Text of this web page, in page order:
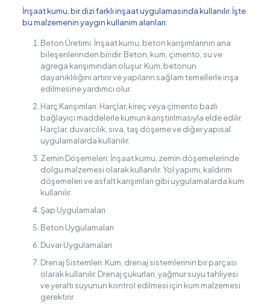
İnşaat kumu, bir dizi farklı inşaat uygulamasında kullanılır. İşte
bu malzemenin yaygın kullanım alanları:
Beton Üretimi: İnşaat kumu, beton karışımlarının ana
bileşenlerinden biridir. Beton, kum, çimento, su ve
agrega karışımından oluşur. Kum, betonun
dayanıklılığını artırır ve yapıların sağlam temellerle inşa
edilmesine yardımcı olur.
Harç Karışımları: Harçlar, kireç veya çimento bazlı
bağlayıcı maddelerle kumun karıştırılmasıyla elde edilir.
Harçlar, duvarcılık, sıva, taş döşeme ve diğer yapısal
uygulamalarda kullanılır.
Zemin Döşemeleri: İnşaat kumu, zemin döşemelerinde
dolgu malzemesi olarak kullanılır. Yol yapımı, kaldırım
döşemeleri ve asfalt karışımları gibi uygulamalarda kum
kullanılır.
Şap Uygulamaları
Beton Uygulamaları
Duvar Uygulamaları
Drenaj Sistemleri: Kum, drenaj sistemlerinin bir parçası
olarak kullanılır. Drenaj çukurları, yağmur suyu tahliyesi
ve yeraltı suyunun kontrol edilmesi için kum malzemesi
gerektirir.